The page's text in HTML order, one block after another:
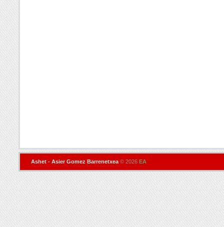
Ashet - Asier Gomez Barrenetxea © 2026 EA